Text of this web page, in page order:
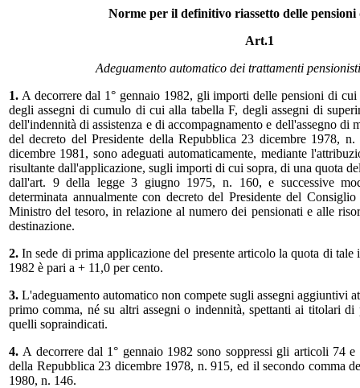
Norme per il definitivo riassetto delle
Art.1
Adeguamento automatico dei trattamenti
1. A decorrere dal 1° gennaio 1982, gli importi delle pensioni di
degli assegni di cumulo di cui alla tabella F, degli assegni di
dell'indennità di assistenza e di accompagnamento e dell'assegno di
del decreto del Presidente della Repubblica 23 dicembre 1978,
dicembre 1981, sono adeguati automaticamente, mediante
risultante dall'applicazione, sugli importi di cui sopra, di una quota
dall'art. 9 della legge 3 giugno 1975, n. 160, e successive
determinata annualmente con decreto del Presidente del
Ministro del tesoro, in relazione al numero dei pensionati e alle
destinazione.
2.In sede di prima applicazione del presente articolo la quota di
1982 è pari a + 11,0 per cento.
3. L'adeguamento automatico non compete sugli assegni aggiuntivi
primo comma, né su altri assegni o indennità, spettanti ai titolari
quelli sopraindicati.
4. A decorrere dal 1° gennaio 1982 sono soppressi gli articoli 74 e
della Repubblica 23 dicembre 1978, n. 915, ed il secondo comma
1980, n. 146.